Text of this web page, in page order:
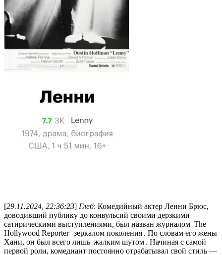
[29.11.2024, 22:36:23] Глеб: Комедийный актер Ленни Брюс,
доводивший публику до конвульсий своими дерзкими
сатирическими выступлениями, был назван журналом ⁠ The
Hollywood Reporter ⁠ ⁠ зеркалом поколения ⁠. По словам его жены
Хани, он был всего лишь ⁠ жалким шутом ⁠. Начиная с самой
первой роли, комедиант постоянно отрабатывал свой стиль —